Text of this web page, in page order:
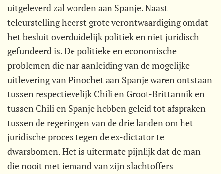
uitgeleverd zal worden aan Spanje. Naast
teleurstelling heerst grote verontwaardiging omdat
het besluit overduidelijk politiek en niet juridisch
gefundeerd is. De politieke en economische
problemen die nar aanleiding van de mogelijke
uitlevering van Pinochet aan Spanje waren ontstaan
tussen respectievelijk Chili en Groot-Brittannik en
tussen Chili en Spanje hebben geleid tot afspraken
tussen de regeringen van de drie landen om het
juridische proces tegen de ex-dictator te
dwarsbomen. Het is uitermate pijnlijk dat de man
die nooit met iemand van zijn slachtoffers